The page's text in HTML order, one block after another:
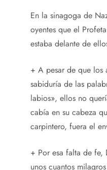
En la sinagoga de
oyentes que el
estaba delante de
+ A pesar de que los
sabiduría de las
labios», ellos no
cabía en su cabeza
carpintero, fuera el
+ Por esa falta de fe,
unos cuantos